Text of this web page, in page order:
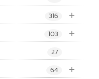
+
316
+
103
27
+
64